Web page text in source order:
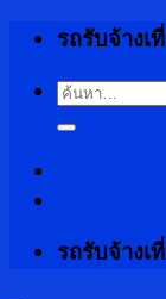
Skip
content
รถรับจ้างเ
ค้นหา:
รถรับจ้างเ